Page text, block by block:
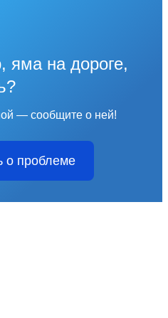
яма на дороге,
— сообщите о ней!
о проблеме